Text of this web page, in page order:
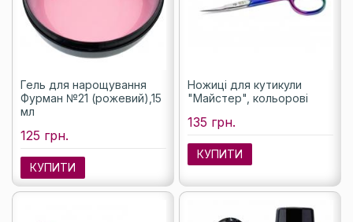
Гель для нарощування
Фурман №21 (рожевий),15
мл
125 грн.
КУПИТИ
Ножиці для кутикули
"Майстер", кольорові
135 грн.
КУПИТИ